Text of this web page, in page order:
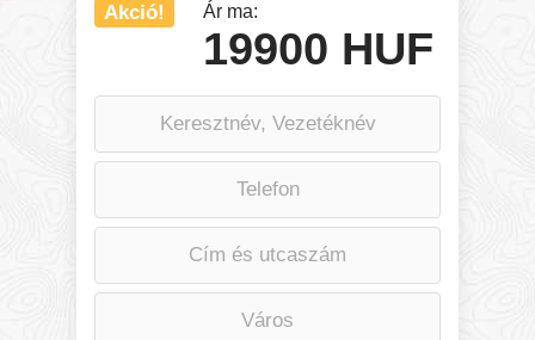
Akció! Ár ma:
19900 HUF